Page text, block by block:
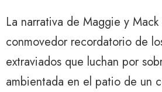
La narrativa de Maggie y
conmovedor recordatorio de
extraviados que luchan por
ambientada en el patio de un